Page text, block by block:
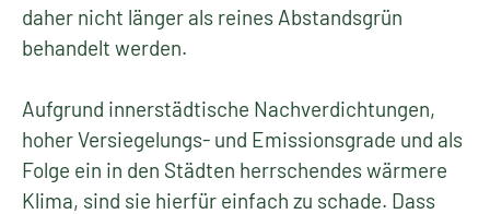
daher nicht länger als reines Abstandsgrün
behandelt werden.
Aufgrund innerstädtische Nachverdichtungen,
hoher Versiegelungs- und Emissionsgrade und als
Folge ein in den Städten herrschendes wärmere
Klima, sind sie hierfür einfach zu schade. Dass